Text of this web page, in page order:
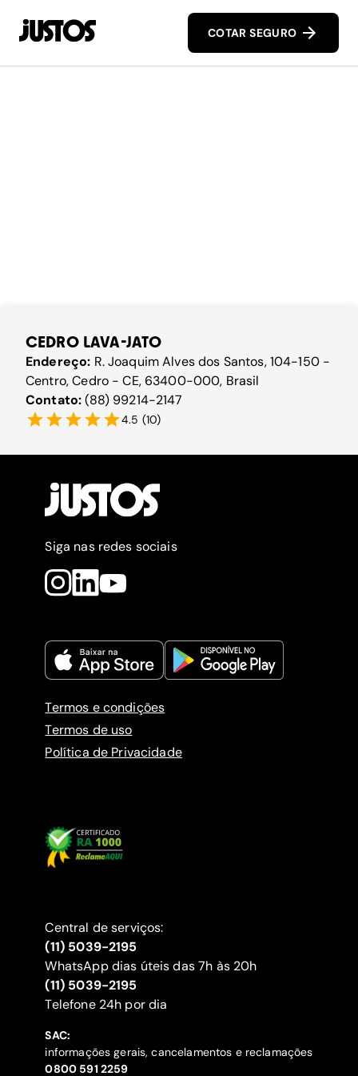
COTAR SEGURO
CEDRO LAVA-JATO
Endereço: R. Joaquim Alves dos Santos, 104-150 -
Centro, Cedro - CE, 63400-000, Brasil
Contato:(88) 99214-2147
4.5 (10)
Siga nas redes sociais
Termos e condições
Termos de uso
Política de Privacidade
Central de serviços:
(11) 5039-2195
WhatsApp dias úteis das 7h às 20h
(11) 5039-2195
‍Telefone 24h por dia
SAC:
informações gerais, cancelamentos e reclamações
‍0800 591 2259